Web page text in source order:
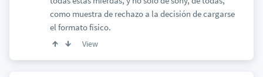
como muestra de rechazo a la decisión de cargarse
el formato físico.
View